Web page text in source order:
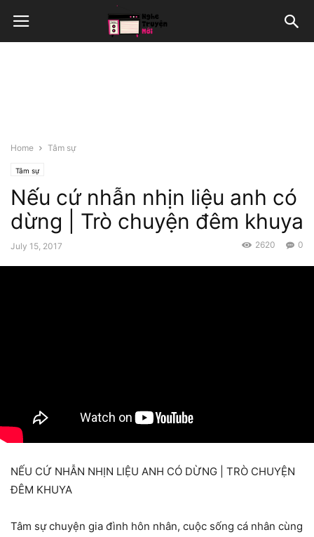
Home Tâm sự
Tâm sự
Nếu cứ nhẫn nhịn liệu anh có
dừng | Trò chuyện đêm khuya
July 15, 2017 0
2620
NẾU CỨ NHẪN NHỊN LIỆU ANH CÓ DỪNG | TRÒ CHUYỆN
ĐÊM KHUYA
Tâm sự chuyện gia đình hôn nhân, cuộc sống cá nhân cùng